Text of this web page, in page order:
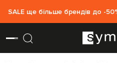
SALE ще більше брендів до -